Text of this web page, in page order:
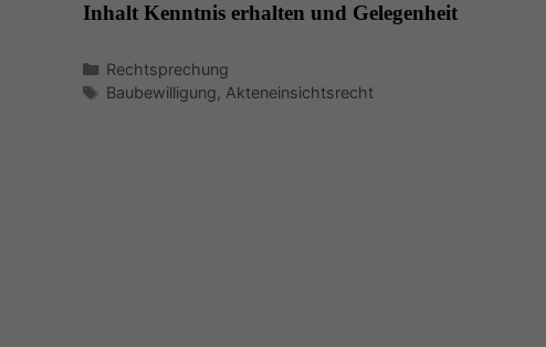
Inhalt Ken­nt­nis erhal­ten und Gele­gen­heit
Kategorien
Rechtsprechung
Schlagwörter
Baubewilligung, Akteneinsichtsrecht